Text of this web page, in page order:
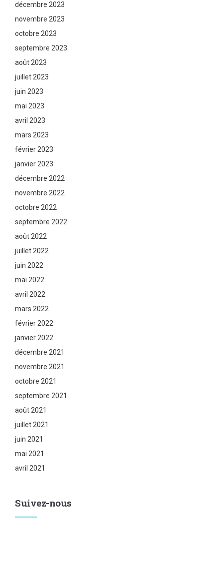
décembre 2023
novembre 2023
octobre 2023
septembre 2023
août 2023
juillet 2023
juin 2023
mai 2023
avril 2023
mars 2023
février 2023
janvier 2023
décembre 2022
novembre 2022
octobre 2022
septembre 2022
août 2022
juillet 2022
juin 2022
mai 2022
avril 2022
mars 2022
février 2022
janvier 2022
décembre 2021
novembre 2021
octobre 2021
septembre 2021
août 2021
juillet 2021
juin 2021
mai 2021
avril 2021
Suivez-nous